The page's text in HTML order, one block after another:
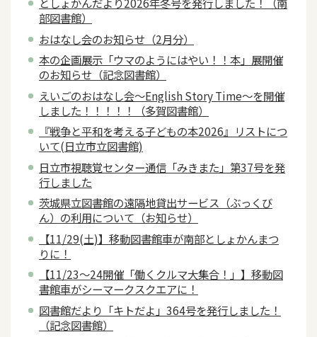
部図書館）
おはなし会のお知らせ（2月分）
本の企画展示「ウマのようにはやい！！本」展開催
のお知らせ（記念図書館）
えいごのおはなし会～English Story Time～を開催
しました！！！！！（多賀図書館）
『戦争と平和を考える子どもの本2026』リストにつ
いて(日立市立図書館)
日立市視聴覚センター通信「みきまた」第37号を発
行しました
茨城県立図書館の遠隔地貸出サービス（ぶっくび
ん）の利用について（お知らせ）
【11/29(土)】移動図書館車が南部としょかんまつ
りに！
【11/23～24開催「働くクルマ大集合！」】移動図
書館車がシーマークスクエアに！
図書館だより「キトだよ」364号を発行しました！
（記念図書館）